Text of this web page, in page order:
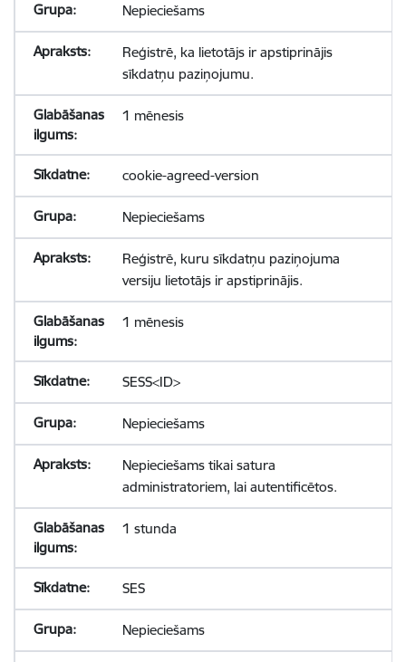
Nepieciešams
Reģistrē, ka lietotājs ir apstiprinājis
sīkdatņu paziņojumu.
1 mēnesis
cookie-agreed-version
Nepieciešams
Reģistrē, kuru sīkdatņu paziņojuma
versiju lietotājs ir apstiprinājis.
1 mēnesis
SESS<ID>
Nepieciešams
Nepieciešams tikai satura
administratoriem, lai autentificētos.
1 stunda
SES
Nepieciešams